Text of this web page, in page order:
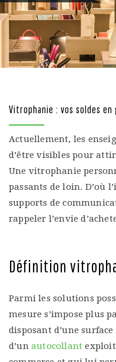
Vitrophanie : vos soldes
Actuellement, les
d’être visibles pour
Une vitrophanie
passants de loin. D’où
supports de
rappeler l’envie
Définition
Parmi les solutions
mesure s’impose plus
disposant d’une
d’un autocollant